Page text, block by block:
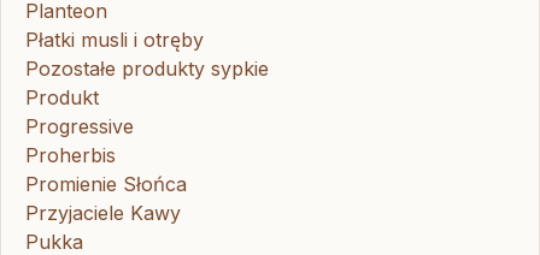
Planteon
Płatki musli i otręby
Pozostałe produkty sypkie
Produkt
Progressive
Proherbis
Promienie Słońca
Przyjaciele Kawy
Pukka